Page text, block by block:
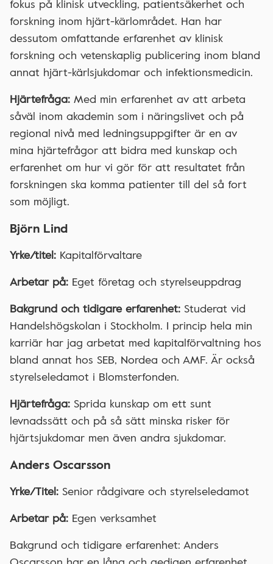
fokus på klinisk utveckling, patientsäkerhet och
forskning inom hjärt-kärlområdet. Han har
dessutom omfattande erfarenhet av klinisk
forskning och vetenskaplig publicering inom bland
annat hjärt-kärlsjukdomar och infektionsmedicin.
Hjärtefråga: Med min erfarenhet av att arbeta
såväl inom akademin som i näringslivet och på
regional nivå med ledningsuppgifter är en av
mina hjärtefrågor att bidra med kunskap och
erfarenhet om hur vi gör för att resultatet från
forskningen ska komma patienter till del så fort
som möjligt.
Björn Lind
Yrke/titel: Kapitalförvaltare
Arbetar på: Eget företag och styrelseuppdrag
Bakgrund och tidigare erfarenhet: Studerat vid
Handelshögskolan i Stockholm. I princip hela min
karriär har jag arbetat med kapitalförvaltning hos
bland annat hos SEB, Nordea och AMF. Är också
styrelseledamot i Blomsterfonden.
Hjärtefråga: Sprida kunskap om ett sunt
levnadssätt och på så sätt minska risker för
hjärtsjukdomar men även andra sjukdomar.
Anders Oscarsson
Yrke/Titel: Senior rådgivare och styrelseledamot
Arbetar på: Egen verksamhet
Bakgrund och tidigare erfarenhet: Anders